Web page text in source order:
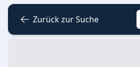
Zurück zur Suche